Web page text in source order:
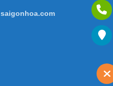
saigonhoa.com